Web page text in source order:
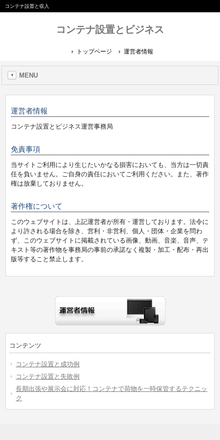
コンテナ設置と収入
コンテナ設置とビジネス
トップページ 運営者情報
MENU
運営者情報
コンテナ設置とビジネス運営事務局
免責事項
当サイトご利用により生じたいかなる損害においても、当方は一切責
任を負いません。ご自身の責任においてご利用ください。また、著作
権は放棄しておりません。
著作権について
このウェブサイトは、上記運営者が所有・運営しております。法令に
より許される場合を除き、営利・非営利、個人・団体・企業を問わ
ず、このウェブサイトに掲載されている画像、動画、音楽、音声、テ
キスト等の著作物を事務局の事前の承諾なく複製・加工・配布・再出
版等すること禁止します。
コンテンツ
コンテナ設置と成功例
コンテナ設置と失敗例
長期出張や展示会に対応！コンテナで荷物を一時保管するテクニッ
ク